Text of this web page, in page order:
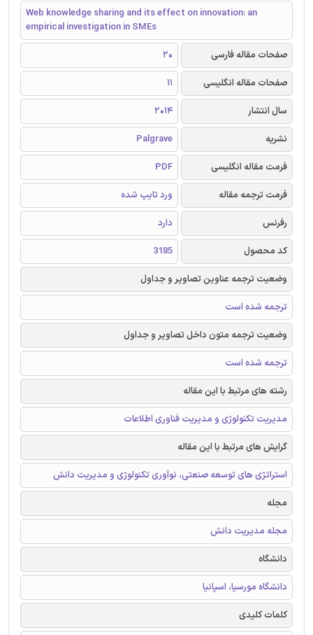
Web knowledge sharing and its effect on innovation: an
empirical investigation in SMEs
صفحات مقاله فارسی
20
صفحات مقاله انگلیسی
11
سال انتشار
2014
نشریه
Palgrave
فرمت مقاله انگلیسی
PDF
فرمت ترجمه مقاله
ورد تایپ شده
رفرنس
دارد
کد محصول
3185
وضعیت ترجمه عناوین تصاویر و جداول
ترجمه شده است
وضعیت ترجمه متون داخل تصاویر و جداول
ترجمه شده است
رشته های مرتبط با این مقاله
مدیریت تکنولوژی و مدیریت فناوری اطلاعات
گرایش های مرتبط با این مقاله
استراتژی های توسعه صنعتی، نوآوری تکنولوژی و مدیریت دانش
مجله
مجله مدیریت دانش
دانشگاه
دانشگاه مورسیا، اسپانیا
کلمات کلیدی